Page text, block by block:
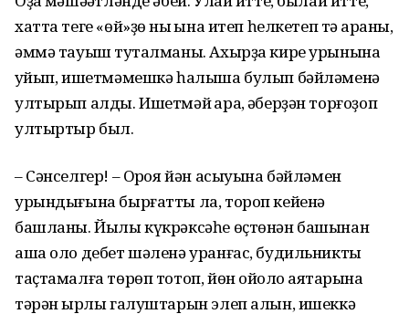
хатта теге «өй»ҙө ныҡ ҡына итеп һелкетеп тә ҡараны,
әммә тауыш туҡталманы. Ахырҙа кире урынына
ҡуйып, ишетмәмешкә һалыша булып бәйләменә
ултырып алды. Ишетмәй ҡара, ҡәберҙән торғоҙоп
ултыртыр был.
– Сәнселгер! – Орҡоя йән асыуына бәйләмен
урындығына бырғатты ла, тороп кейенә
башланы. Йылы күкрәксәһе өҫтөнән башынан
аша оло дебет шәленә уранғас, будильникты
таҫтамалға төрөп тотоп, йөн ойоҡло аяҡтарына
тәрән ҡырлы галуштарын элеп алын, ишеккә